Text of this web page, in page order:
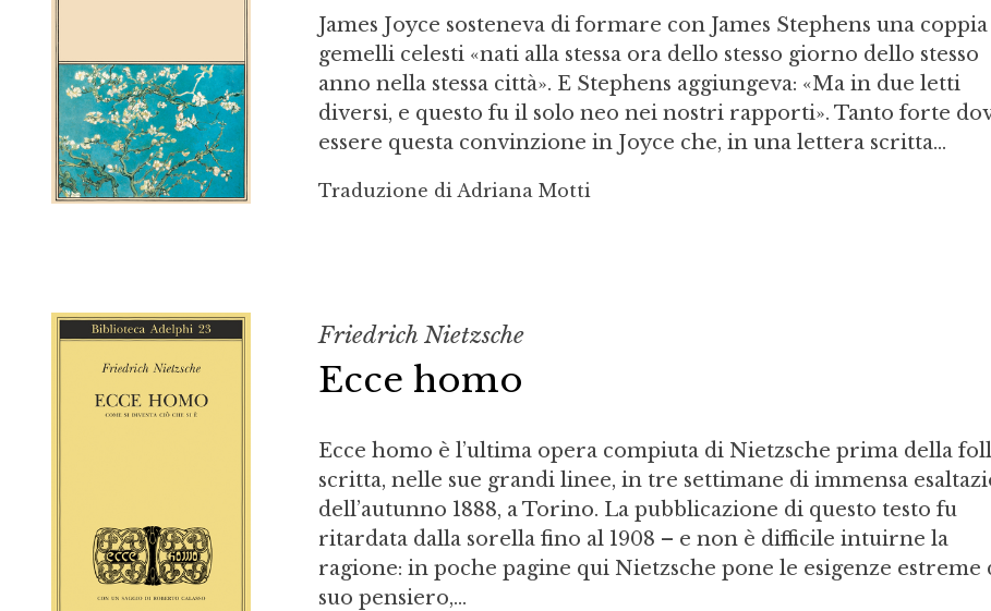
James Joyce sosteneva di formare con James Stephens una
gemelli celesti «nati alla stessa ora dello stesso giorno dello stesso
anno nella stessa città». E Stephens aggiungeva: «Ma in due letti
diversi, e questo fu il solo neo nei nostri rapporti». Tanto forte
essere questa convinzione in Joyce che, in una lettera scritta...
Traduzione di Adriana Motti
Friedrich Nietzsche
Ecce homo
Ecce homo è l’ultima opera compiuta di Nietzsche prima della
scritta, nelle sue grandi linee, in tre settimane di immensa
dell’autunno 1888, a Torino. La pubblicazione di questo testo fu
ritardata dalla sorella fino al 1908 – e non è difficile intuirne la
ragione: in poche pagine qui Nietzsche pone le esigenze estreme
suo pensiero,...